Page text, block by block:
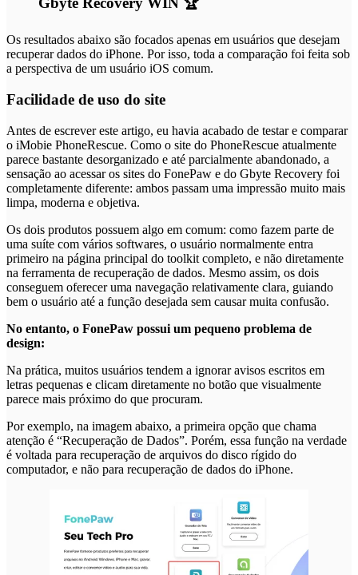
Os resultados abaixo são focados apenas em usuários que desejam
recuperar dados do iPhone. Por isso, toda a comparação foi feita sob
a perspectiva de um usuário iOS comum.
Facilidade de uso do site
Antes de escrever este artigo, eu havia acabado de testar e comparar
o iMobie PhoneRescue. Como o site do PhoneRescue atualmente
parece bastante desorganizado e até parcialmente abandonado, a
sensação ao acessar os sites do FonePaw e do Gbyte Recovery foi
completamente diferente: ambos passam uma impressão muito mais
limpa, moderna e objetiva.
Os dois produtos possuem algo em comum: como fazem parte de
uma suíte com vários softwares, o usuário normalmente entra
primeiro na página principal do toolkit completo, e não diretamente
na ferramenta de recuperação de dados. Mesmo assim, os dois
conseguem oferecer uma navegação relativamente clara, guiando
bem o usuário até a função desejada sem causar muita confusão.
No entanto, o FonePaw possui um pequeno problema de
design:
Na prática, muitos usuários tendem a ignorar avisos escritos em
letras pequenas e clicam diretamente no botão que visualmente
parece mais próximo do que procuram.
Por exemplo, na imagem abaixo, a primeira opção que chama
atenção é “Recuperação de Dados”. Porém, essa função na verdade
é voltada para recuperação de arquivos do disco rígido do
computador, e não para recuperação de dados do iPhone.